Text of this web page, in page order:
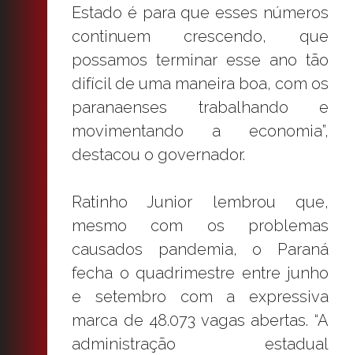
Estado é para que esses números
continuem crescendo, que
possamos terminar esse ano tão
difícil de uma maneira boa, com os
paranaenses trabalhando e
movimentando a economia”,
destacou o governador.
Ratinho Junior lembrou que,
mesmo com os problemas
causados pandemia, o Paraná
fecha o quadrimestre entre junho
e setembro com a expressiva
marca de 48.073 vagas abertas. “A
administração estadual